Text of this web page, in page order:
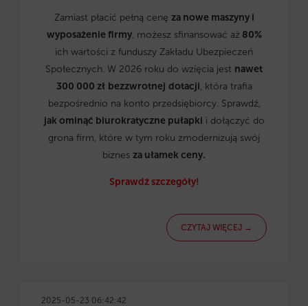
Zamiast płacić pełną cenę za nowe maszyny i
wyposażenie firmy, możesz sfinansować aż80%
ich wartości z funduszy Zakładu Ubezpieczeń
Społecznych. W 2026 roku do wzięcia jest nawet
300 000 zł bezzwrotnej dotacji, która trafia
bezpośrednio na konto przedsiębiorcy. Sprawdź,
jak ominąć biurokratyczne pułapki i dołączyć do
grona firm, które w tym roku zmodernizują swój
biznes za ułamek ceny.
Sprawdź szczegóły!
CZYTAJ WIĘCEJ →
2025-05-23 06:42:42